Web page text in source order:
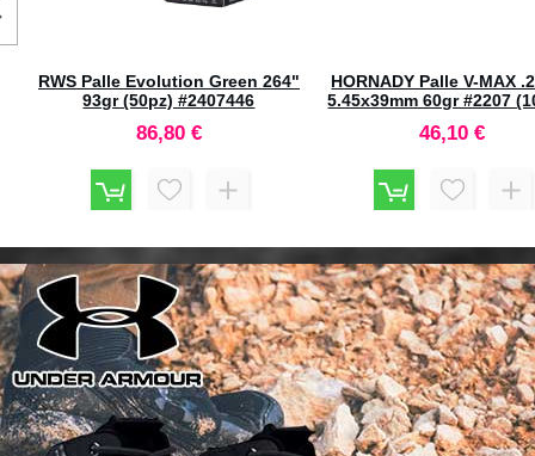
RWS Palle Evolution Green 264"
93gr (50pz) #2407446
86,80 €
HORNADY Palle V-MAX
5.45x39mm 60gr #2207
46,10 €